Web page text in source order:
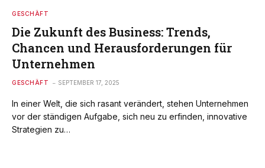
GESCHÄFT
Die Zukunft des Business: Trends,
Chancen und Herausforderungen für
Unternehmen
GESCHÄFT SEPTEMBER 17, 2025
In einer Welt, die sich rasant verändert, stehen Unternehmen
vor der ständigen Aufgabe, sich neu zu erfinden, innovative
Strategien zu…